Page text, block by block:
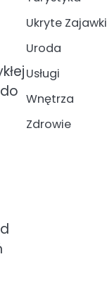
Ukryte Zajawki
Uroda
Usługi
Wnętrza
Zdrowie